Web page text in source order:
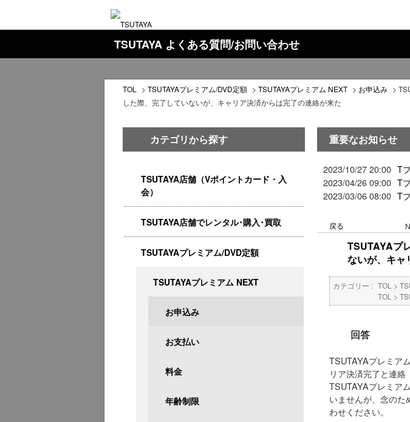
TSUTAYA よくある質問/お問い合わせ
TOL > TSUTAYAプレミアム/DVD定額 > TSUTAYAプレミアム NEXT > お申込み >
した際、完了していないが、キャリア決済からは完了の連絡が来た
カテゴリから探す
TSUTAYA店舗（Vポイントカード・入
会）
TSUTAYA店舗でレンタル･購入･買取
TSUTAYAプレミアム/DVD定額
TSUTAYAプレミアム NEXT
お申込み
お支払い
料金
年齢制限
重要なお知らせ
2023/10/27 20:00 T
2023/04/26 09:00 T
2023/03/06 08:00 T
戻る
TSUTAYAプ
ないが、キャ
カテゴリー : TOL >
TOL >
回答
TSUTAYAプレミア
リア決済完了と連絡
TSUTAYAプレミア
いませんが、念のた
わせください。